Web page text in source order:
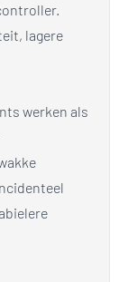
lagere
werken als